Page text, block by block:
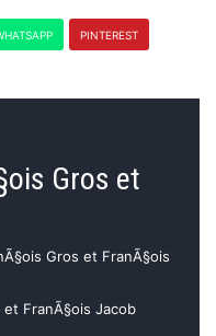
PINTEREST
Gros et
Gros et FranÃ§ois
FranÃ§ois Jacob